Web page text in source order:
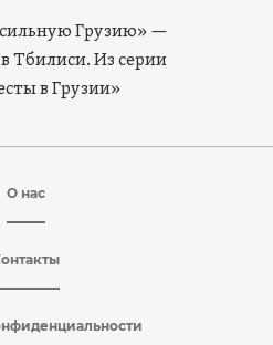
Грузию» —
Тбилиси. Из серии
в Грузии»
О нас